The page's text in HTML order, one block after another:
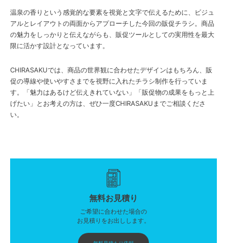
温泉の香りという感覚的な要素を視覚と文字で伝えるために、ビジュ
アルとレイアウトの両面からアプローチした今回の販促チラシ。商品
の魅力をしっかりと伝えながらも、販促ツールとしての実用性を最大
限に活かす設計となっています。
CHIRASAKUでは、商品の世界観に合わせたデザインはもちろん、販
促の導線や使いやすさまでを視野に入れたチラシ制作を行っていま
す。「魅力はあるけど伝えきれていない」「販促物の成果をもっと上
げたい」とお考えの方は、ぜひ一度CHIRASAKUまでご相談くださ
い。
無料お見積り
ご希望に合わせた場合の
お見積りをお出しします。